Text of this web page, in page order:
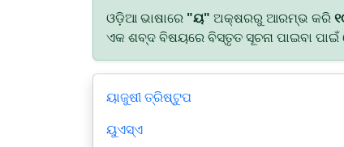
ଓଡ଼ିଆ ଭାଷାରେ "ୟ" ଅକ୍ଷରରୁ ଆରମ୍ଭ କରି
ଏକ ଶବ୍ଦ ବିଷୟରେ ବିସ୍ତୃତ ସୂଚନା ପାଇବା
ୟାଜୁଷୀ ତ୍ରିଷ୍ଟୁପ
ୟୁଏସ୍ଏ